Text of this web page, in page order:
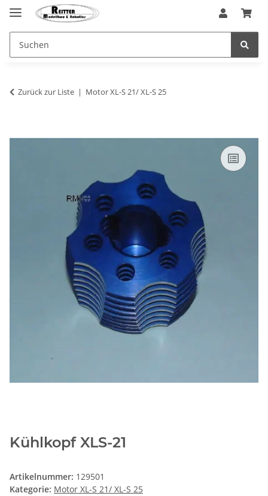
Zurück zur Liste Motor XL-S 21/ XL-S 25
Kühlkopf XLS-21
Artikelnummer: 129501
Kategorie: Motor XL-S 21/ XL-S 25